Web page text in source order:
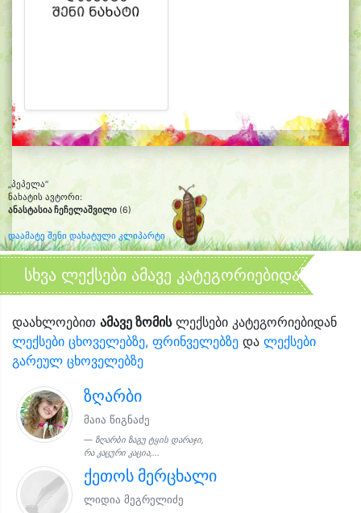
„პეპელა“
ნახატის ავტორი:
ანასტასია ჩეჩელაშვილი (6)
დაამატე შენი დახატული კლიპარტი
სხვა ლექსები ამავე კატეგორიებიდან
დაახლოებით ამავე ზომისლექსები კატეგორიებიდან
ლექსები ცხოველებზე, ფრინველებზე და ლექსები
გარეულ ცხოველებზე
ზღარბი
მაია წიგნაძე
ზღარბი ზაგუ ტყის დარაჯი,
რა კაცური კაცია,...
ქეთოს მერცხალი
ლიდია მეგრელიძე